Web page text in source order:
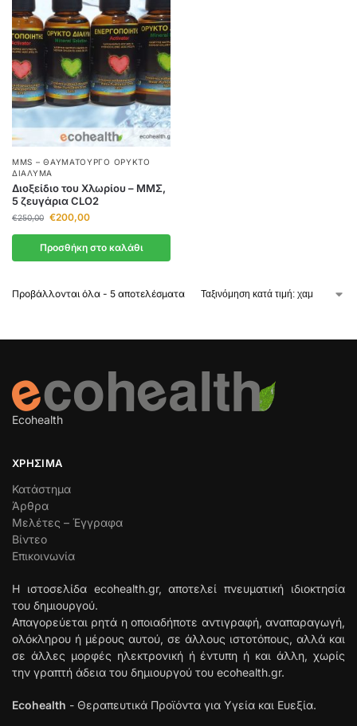
MMS – ΘΑΥΜΑΤΟΥΡΓΌ ΟΡΥΚΤΌ
ΔΙΆΛΥΜΑ
Διοξείδιο του Χλωρίου – ΜΜΣ,
5 ζευγάρια CLO2
€250,00 €200,00
Προσθήκη στο καλάθι
Προβάλλονται όλα - 5 αποτελέσματα
Ecohealth
ΧΡΉΣΙΜΑ
Κατάστημα
Άρθρα
Μελέτες – Έγγραφα
Βίντεο
Επικοινωνία
Η ιστοσελίδα ecohealth.gr, αποτελεί πνευματική ιδιοκτησία
του δημιουργού.
Απαγορεύεται ρητά η οποιαδήποτε αντιγραφή, αναπαραγωγή,
ολόκληρου ή μέρους αυτού, σε άλλους ιστοτόπους, αλλά και
σε άλλες μορφές ηλεκτρονική ή έντυπη ή και άλλη, χωρίς
την γραπτή άδεια του δημιουργού του ecohealth.gr.
Ecohealth - Θεραπευτικά Προϊόντα για Υγεία και Ευεξία.